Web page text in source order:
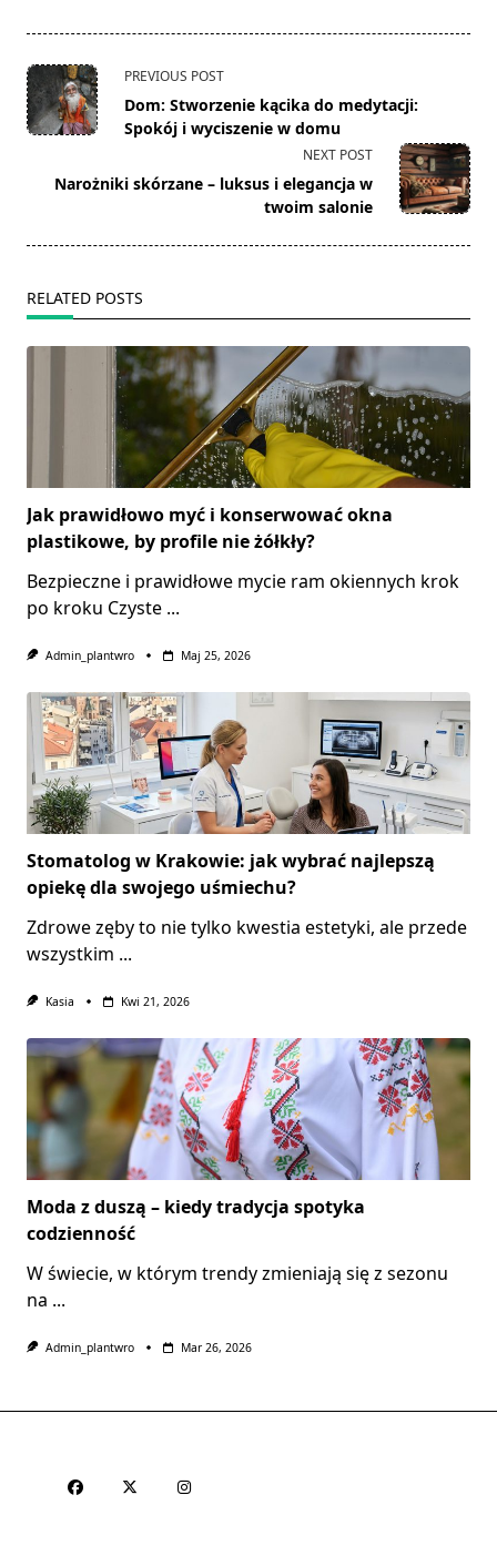
<span
class="nav-
subtitle
reader-
PREVIOUS POST
Dom: Stworzenie kącika do medytacji:
Spokój i wyciszenie w domu
NEXT POST
Narożniki skórzane – luksus i elegancja w
twoim salonie
RELATED POSTS
Jak prawidłowo myć i konserwować okna
plastikowe, by profile nie żółkły?
Bezpieczne i prawidłowe mycie ram okiennych krok
po kroku Czyste ...
Admin_plantwro Maj 25, 2026
Stomatolog w Krakowie: jak wybrać najlepszą
opiekę dla swojego uśmiechu?
Zdrowe zęby to nie tylko kwestia estetyki, ale przede
wszystkim ...
Kasia Kwi 21, 2026
Moda z duszą – kiedy tradycja spotyka
codzienność
W świecie, w którym trendy zmieniają się z sezonu
na ...
Admin_plantwro Mar 26, 2026